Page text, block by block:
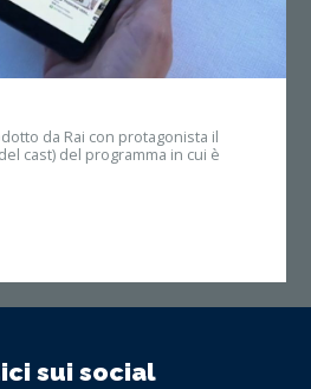
da Rai con protagonista il
cast) del programma in cui è
sui social